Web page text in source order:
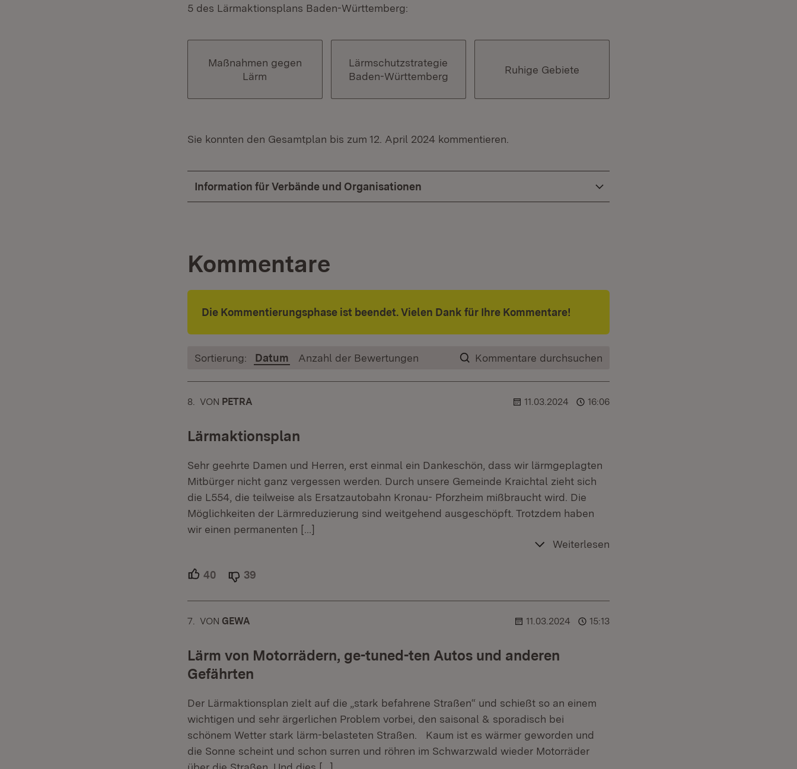
5 des Lärmaktionsplans Baden-Württemberg:
Maßnahmen gegen
Lärm
Lärmschutzstrategie
Baden-Württemberg
Ruhige Gebiete
Sie konnten den Gesamtplan bis zum 12. April 2024 kommentieren.
Information für Verbände und Organisationen
Kommentare
Die Kommentierungsphase ist beendet. Vielen Dank für Ihre Kommentare!
Kommentare durchsuchen
Sortierung: Datum Anzahl der Bewertungen
8. KOMMENTAR
VON :PETRA 11.03.2024 16:06
Lärmaktionsplan
Sehr geehrte Damen und Herren, erst einmal ein Dankeschön, dass wir lärmgeplagten
Mitbürger nicht ganz vergessen werden. Durch unsere Gemeinde Kraichtal zieht sich
die L554, die teilweise als Ersatzautobahn Kronau- Pforzheim mißbraucht wird. Die
Möglichkeiten der Lärmreduzierung sind weitgehend ausgeschöpft. Trotzdem haben
wir einen permanenten […]
Weiterlesen
40 Unterstützer.
39
7. KOMMENTAR
VON :GEWA 11.03.2024 15:13
Lärm von Motorrädern, ge-tuned-ten Autos und anderen
Gefährten
Der Lärmaktionsplan zielt auf die „stark befahrene Straßen“ und schießt so an einem
wichtigen und sehr ärgerlichen Problem vorbei, den saisonal & sporadisch bei
schönem Wetter stark lärm-belasteten Straßen. Kaum ist es wärmer geworden und
die Sonne scheint und schon surren und röhren im Schwarzwald wieder Motorräder